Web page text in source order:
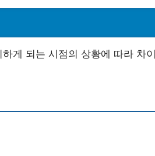
게 되는 시점의 상황에 따라 차이